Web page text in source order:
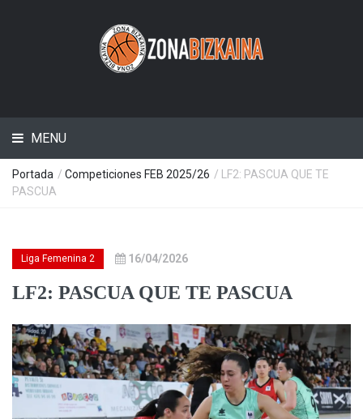
MENU
Portada / Competiciones FEB 2025/26 / LF2: PASCUA QUE TE
PASCUA
Liga Femenina 2 16/04/2026
LF2: PASCUA QUE TE PASCUA